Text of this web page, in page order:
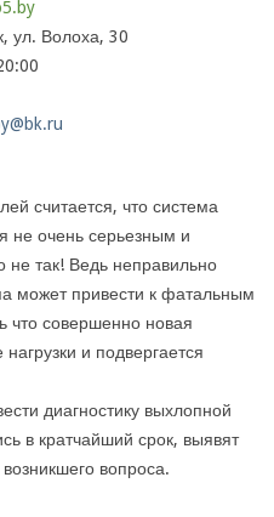
ул. Волоха, 30
считается, что система
не очень серьезным и
не так! Ведь неправильно
может привести к фатальным
что совершенно новая
и подвергается
диагностику выхлопной
в кратчайший срок, выявят
вопроса.